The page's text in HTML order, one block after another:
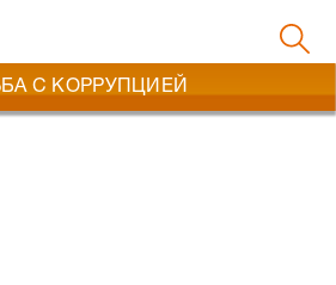
С КОРРУПЦИЕЙ